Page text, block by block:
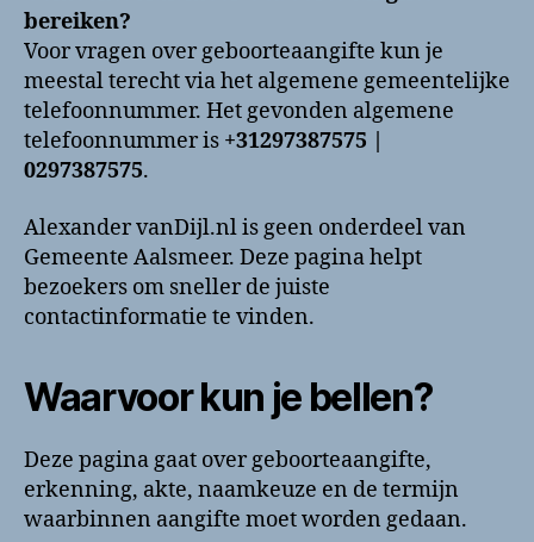
bellen?
en
contactinformatie
bereiken?
Voor vragen over geboorteaangifte kun je
meestal terecht via het algemene gemeentelijke
telefoonnummer. Het gevonden algemene
telefoonnummer is +31297387575 |
0297387575.
Alexander vanDijl.nl is geen onderdeel van
Gemeente Aalsmeer. Deze pagina helpt
bezoekers om sneller de juiste
contactinformatie te vinden.
Waarvoor kun je bellen?
Deze pagina gaat over geboorteaangifte,
erkenning, akte, naamkeuze en de termijn
waarbinnen aangifte moet worden gedaan.